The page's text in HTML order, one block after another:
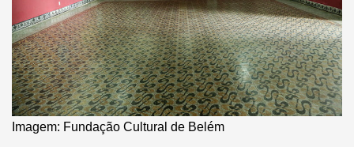
Imagem: Fundação Cultural de Belém